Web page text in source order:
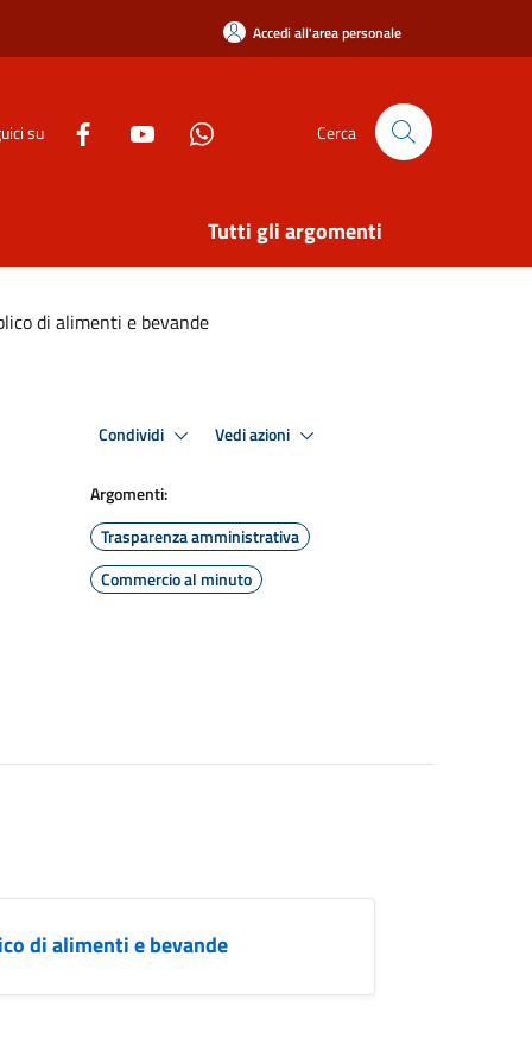
Accedi all'area personale
su Cerca
Tutti gli argomenti
di alimenti e bevande
Condividi Vedi azioni
Argomenti:
Trasparenza amministrativa
Commercio al minuto
di alimenti e bevande